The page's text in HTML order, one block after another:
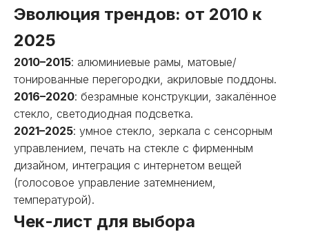
Эволюция трендов: от 2010 к
2025
2010–2015: алюминиевые рамы, матовые/
тонированные перегородки, акриловые поддоны.
2016–2020: безрамные конструкции, закалённое
стекло, светодиодная подсветка.
2021–2025: умное стекло, зеркала с сенсорным
управлением, печать на стекле с фирменным
дизайном, интеграция с интернетом вещей
(голосовое управление затемнением,
температурой).
Чек-лист для выбора